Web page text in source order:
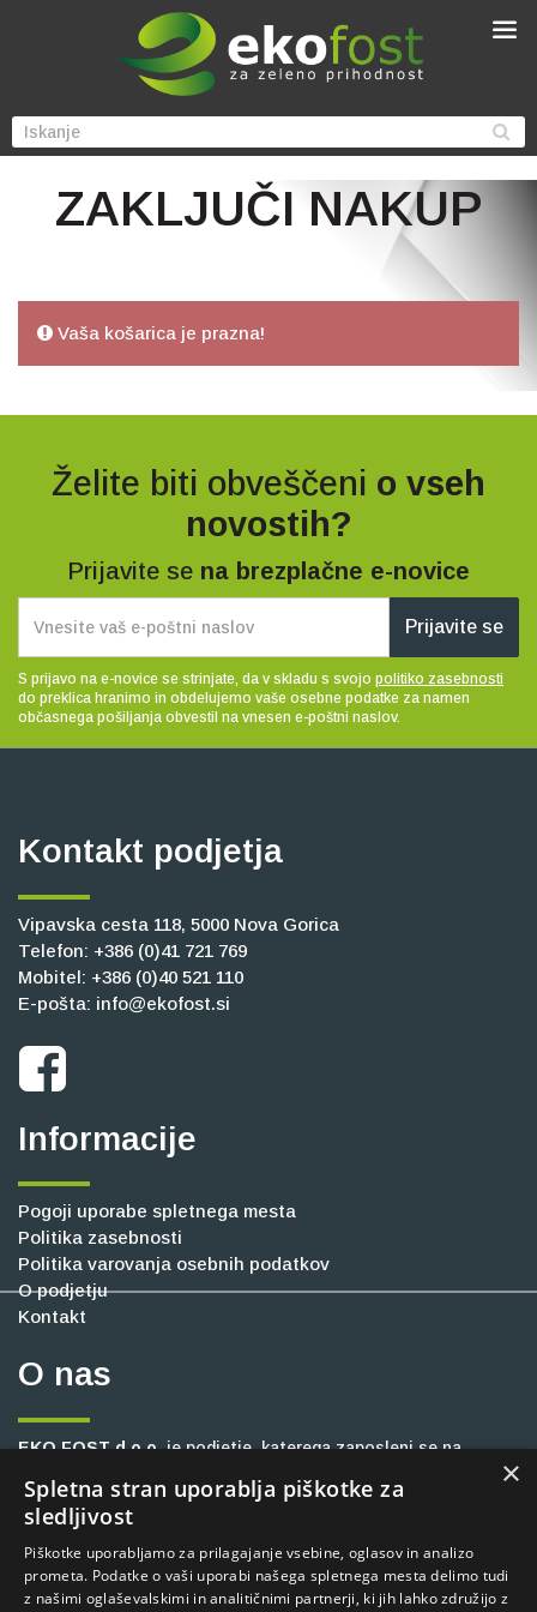
ZAKLJUČI NAKUP
Vaša košarica je prazna!
Želite biti obveščeni o vseh
novostih?
Prijavite se na brezplačne e-novice
Prijavite se
S prijavo na e-novice se strinjate, da v skladu s svojo politiko zasebnosti
do preklica hranimo in obdelujemo vaše osebne podatke za namen
občasnega pošiljanja obvestil na vnesen e-poštni naslov.
Kontakt podjetja
Vipavska cesta 118, 5000 Nova Gorica
Telefon: +386 (0)41 721 769
Mobitel: +386 (0)40 521 110
E-pošta: info@ekofost.si
Informacije
Pogoji uporabe spletnega mesta
Politika zasebnosti
Politika varovanja osebnih podatkov
O podjetju
Kontakt
O nas
EKO FOST d.o.o.je podjetje, katerega zaposleni se na
inovativnih in trajnostnih rešitev na različnih področjih, kot so
gradbeništvo, industrija, cestna oprema, kmetijstvo ter
komunalne dejavnosti. Stremimo k okolju prijaznemu
delovanju, čisti in urejeni okolici, zato vam zagotavljamo
visoko produktivne ter zanesljive stroje, ki so dolgoročno
×
Spletna stran uporablja piškotke za
sledljivost
Piškotke uporabljamo za prilagajanje vsebine, oglasov in analizo
prometa. Podatke o vaši uporabi našega spletnega mesta delimo tudi
z našimi oglaševalskimi in analitičnimi partnerji, ki jih lahko združijo z